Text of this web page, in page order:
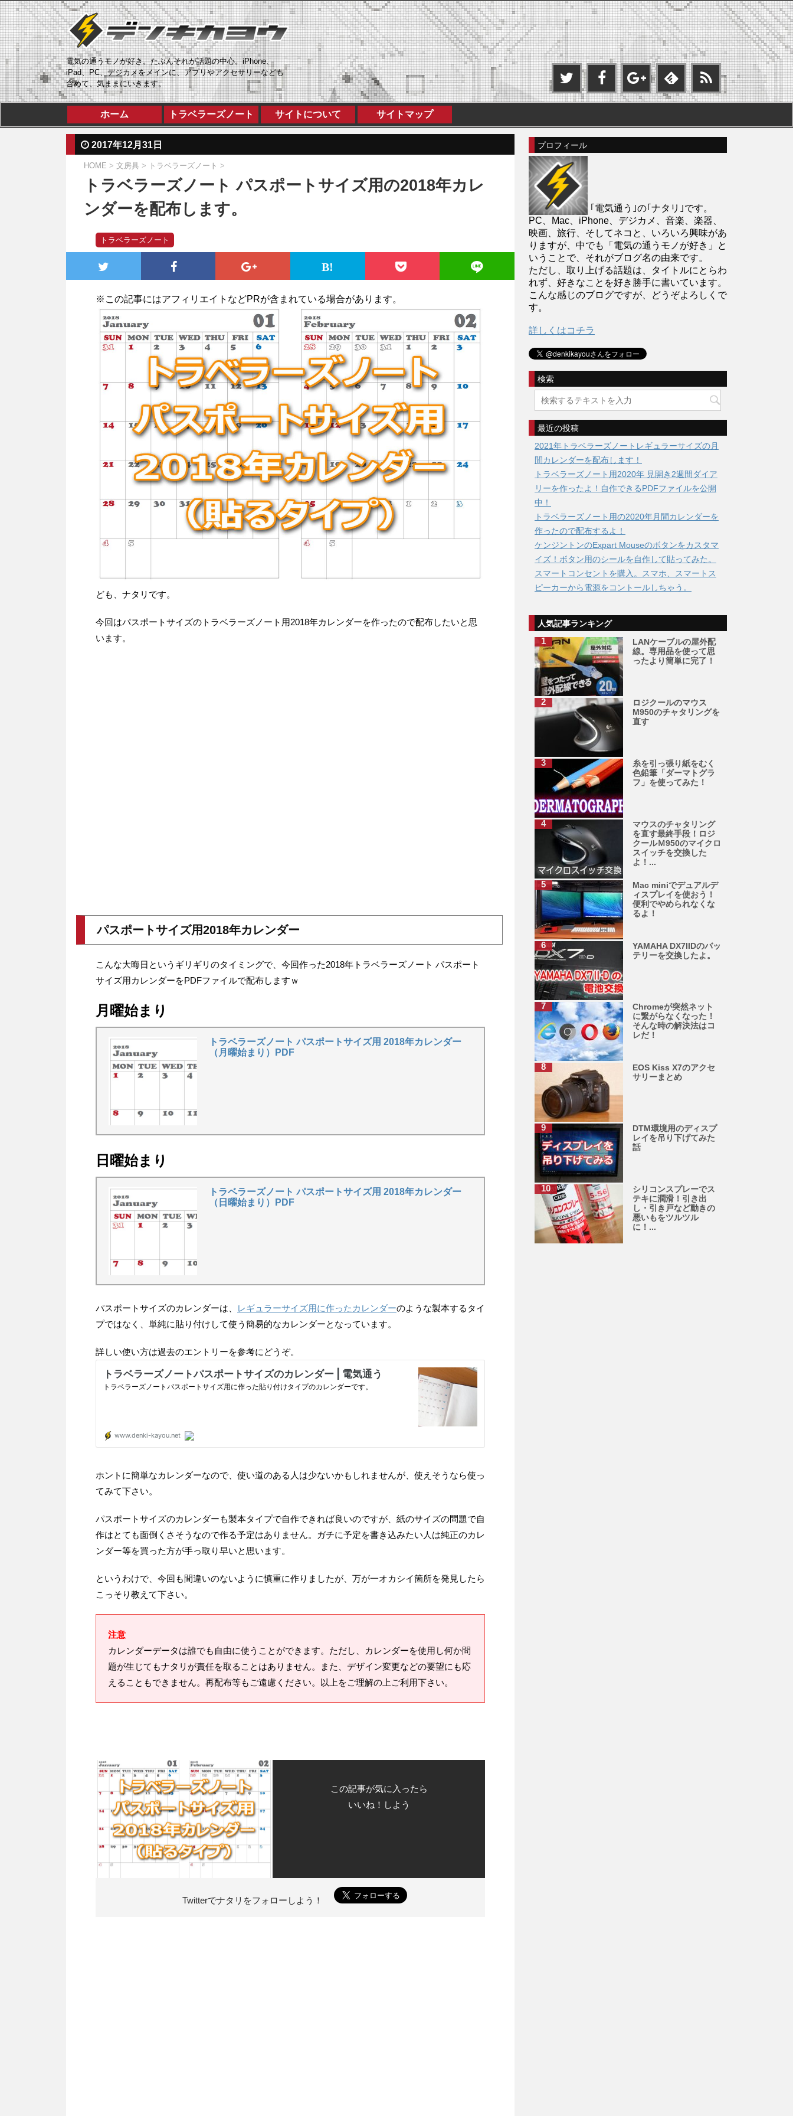
電気の通うモノが好き。たぶんそれが話題の中心。iPhone、
iPad、PC、デジカメをメインに、アプリやアクセサリーなども
含めて、気ままにいきます。
ホーム トラベラーズノート サイトについて サイトマップ
2017年12月31日
HOME > 文房具 > トラベラーズノート >
トラベラーズノート パスポートサイズ用の2018年カレ
ンダーを配布します。
トラベラーズノート
※この記事にはアフィリエイトなどPRが含まれている場合があります。
ども、ナタリです。
今回はパスポートサイズのトラベラーズノート用2018年カレンダーを作ったので配布したいと思
います。
パスポートサイズ用2018年カレンダー
こんな大晦日というギリギリのタイミングで、今回作った2018年トラベラーズノート パスポート
サイズ用カレンダーをPDFファイルで配布しますｗ
月曜始まり
トラベラーズノート パスポートサイズ用 2018年カレンダー
（月曜始まり）PDF
日曜始まり
トラベラーズノート パスポートサイズ用 2018年カレンダー
（日曜始まり）PDF
パスポートサイズのカレンダーは、 レギュラーサイズ用に作ったカレンダーのような製本するタイ
プではなく、単純に貼り付けして使う簡易的なカレンダーとなっています。
詳しい使い方は過去のエントリーを参考にどうぞ。
ホントに簡単なカレンダーなので、使い道のある人は少ないかもしれませんが、使えそうなら使っ
てみて下さい。
パスポートサイズのカレンダーも製本タイプで自作できれば良いのですが、紙のサイズの問題で自
作はとても面倒くさそうなので作る予定はありません。ガチに予定を書き込みたい人は純正のカレ
ンダー等を買った方が手っ取り早いと思います。
というわけで、今回も間違いのないように慎重に作りましたが、万が一オカシイ箇所を発見したら
こっそり教えて下さい。
注意
カレンダーデータは誰でも自由に使うことができます。ただし、カレンダーを使用し何か問
題が生じてもナタリが責任を取ることはありません。また、デザイン変更などの要望にも応
えることもできません。再配布等もご遠慮ください。以上をご理解の上ご利用下さい。
この記事が気に入ったら
いいね！しよう
Twitterでナタリをフォローしよう！
プロフィール
｢電気通う｣の｢ナタリ｣です。
PC、Mac、iPhone、デジカメ、音楽、楽器、
映画、旅行、そしてネコと、いろいろ興味があ
りますが、中でも「電気の通うモノが好き」と
いうことで、それがブログ名の由来です。
ただし、取り上げる話題は、タイトルにとらわ
れず、好きなことを好き勝手に書いています。
こんな感じのブログですが、どうぞよろしくで
す。
詳しくはコチラ
検索
最近の投稿
2021年トラベラーズノートレギュラーサイズの月
間カレンダーを配布します！
トラベラーズノート用2020年 見開き2週間ダイア
リーを作ったよ！自作できるPDFファイルを公開
中！
トラベラーズノート用の2020年月間カレンダーを
作ったので配布するよ！
ケンジントンのExpart Mouseのボタンをカスタマ
イズ！ボタン用のシールを自作して貼ってみた。
スマートコンセントを購入。スマホ、スマートス
ピーカーから電源をコントールしちゃう。
人気記事ランキング
LANケーブルの屋外配
線。専用品を使って思
ったより簡単に完了！
ロジクールのマウス
M950のチャタリングを
直す
糸を引っ張り紙をむく
色鉛筆「ダーマトグラ
フ」を使ってみた！
マウスのチャタリング
を直す最終手段！ロジ
クールＭ950のマイクロ
スイッチを交換した
よ！...
Mac miniでデュアルデ
ィスプレイを使おう！
便利でやめられなくな
るよ！
YAMAHA DX7IIDのバッ
テリーを交換したよ。
Chromeが突然ネット
に繋がらなくなった！
そんな時の解決法はコ
レだ！
EOS Kiss X7のアクセ
サリーまとめ
DTM環境用のディスプ
レイを吊り下げてみた
話
シリコンスプレーでス
テキに潤滑！引き出
し・引き戸など動きの
悪いもをツルツル
に！...